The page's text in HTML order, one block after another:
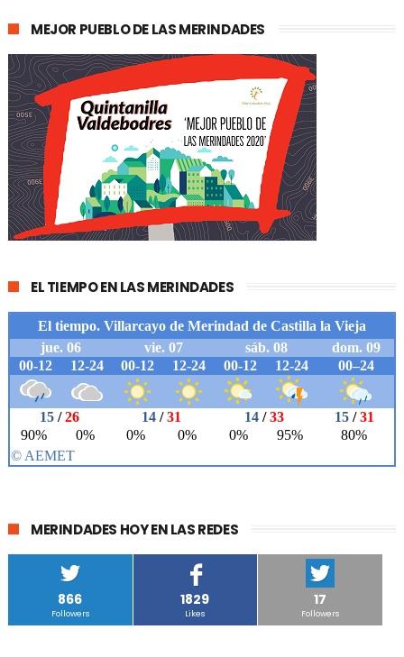
MEJOR PUEBLO DE LAS MERINDADES
EL TIEMPO EN LAS MERINDADES
MERINDADES HOY EN LAS REDES
866
Followers
1829
Likes
17
Followers